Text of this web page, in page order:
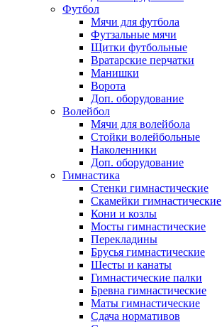
Футбол
Мячи для футбола
Футзальные мячи
Щитки футбольные
Вратарские перчатки
Манишки
Ворота
Доп. оборудование
Волейбол
Мячи для волейбола
Стойки волейбольные
Наколенники
Доп. оборудование
Гимнастика
Стенки гимнастические
Скамейки гимнастические
Кони и козлы
Мосты гимнастические
Перекладины
Брусья гимнастические
Шесты и канаты
Гимнастические палки
Бревна гимнастические
Маты гимнастические
Сдача нормативов